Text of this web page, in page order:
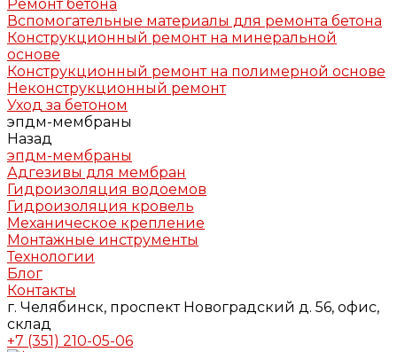
Ремонт бетона
Вспомогательные материалы для ремонта бетона
Конструкционный ремонт на минеральной
основе
Конструкционный ремонт на полимерной основе
Неконструкционный ремонт
Уход за бетоном
эпдм-мембраны
Назад
эпдм-мембраны
Адгезивы для мембран
Гидроизоляция водоемов
Гидроизоляция кровель
Механическое крепление
Монтажные инструменты
Технологии
Блог
Контакты
г. Челябинск, проспект Новоградский д. 56, офис,
склад
+7 (351) 210-05-06